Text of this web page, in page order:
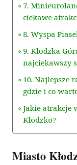
7.
ciekawe
8. Wyspa
9. Kłodzka
najciekawszy
10. Najlepsze
gdzie i co
Jakie atrakcje
Kłodzko?
Miasto